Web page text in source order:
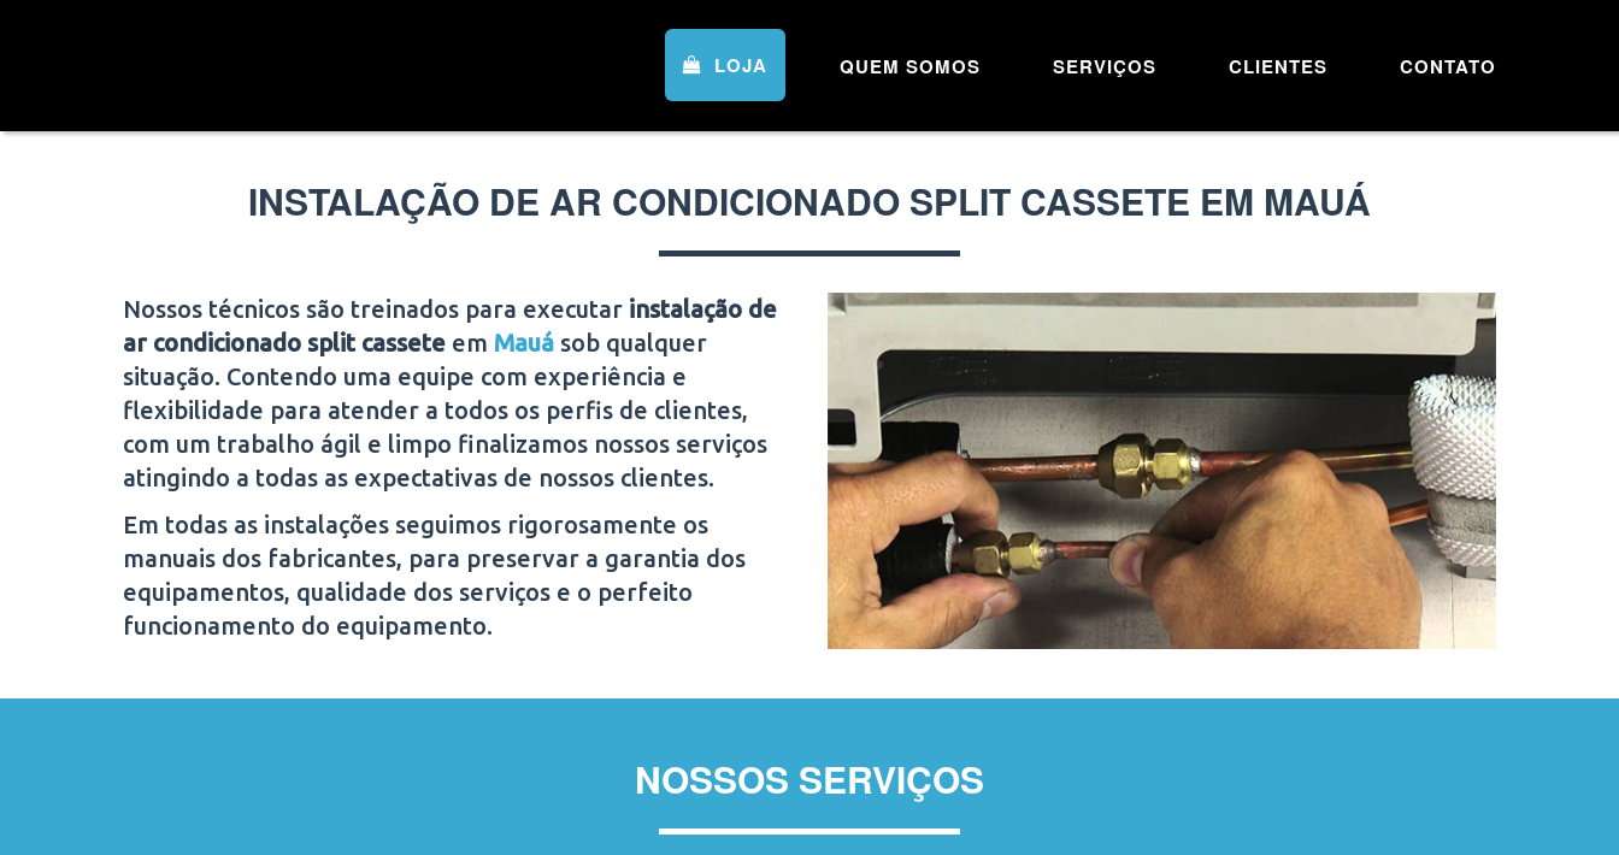
LOJA QUEM SOMOS SERVIÇOS CLIENTES CONTATO
INSTALAÇÃO DE AR CONDICIONADO SPLIT CASSETE EM MAUÁ
Nossos técnicos são treinados para executar instalação de
ar condicionado split cassete em Mauá sob qualquer
situação. Contendo uma equipe com experiência e
flexibilidade para atender a todos os perfis de clientes,
com um trabalho ágil e limpo finalizamos nossos serviços
atingindo a todas as expectativas de nossos clientes.
Em todas as instalações seguimos rigorosamente os
manuais dos fabricantes, para preservar a garantia dos
equipamentos, qualidade dos serviços e o perfeito
funcionamento do equipamento.
NOSSOS SERVIÇOS